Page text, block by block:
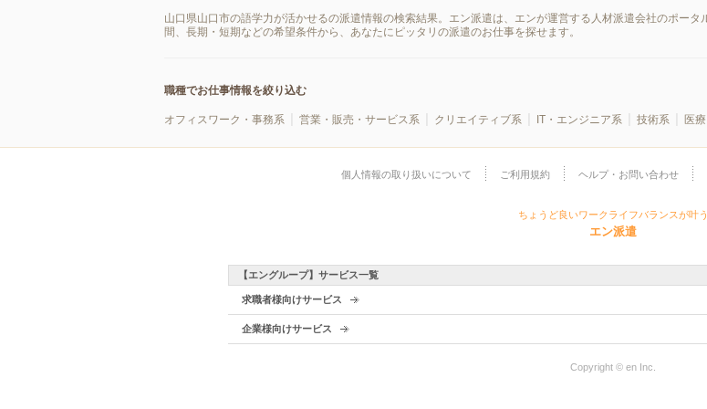
山口県山口市の語学力が活かせるの派遣情報の検索結果。エン派遣は、エンが運営する人材派遣会社のポー
間、長期・短期などの希望条件から、あなたにピッタリの派遣のお仕事を探せます。
職種でお仕事情報を絞り込む
オフィスワーク・事務系 営業・販売・サービス系 クリエイティブ系 IT・エンジニア系 技術系 医
個人情報の取り扱いについて ご利用規約 ヘルプ・お問い合わせ
ちょうど良いワークライフバランスが叶う
エン派遣
【エングループ】サービス一覧
求職者様向けサービス
企業様向けサービス
Copyright © en Inc.